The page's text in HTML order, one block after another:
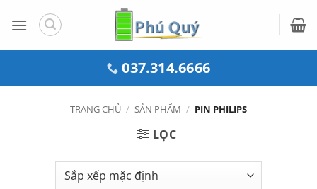
qua
037.314.6666
TRANG CHỦ / SẢN PHẨM / PIN PHILIPS
LỌC